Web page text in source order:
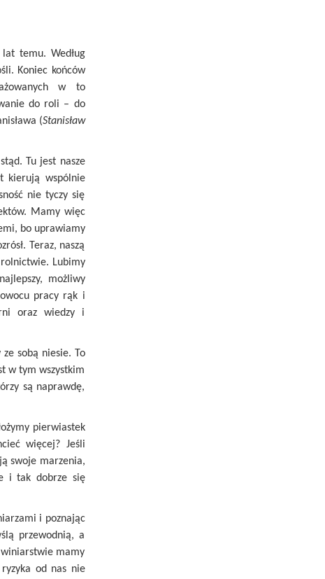
temu. Według
Koniec końców
w to
do roli – do
(Stanisław
Tu jest nasze
kierują wspólnie
nie tyczy się
Mamy więc
bo uprawiamy
Teraz, naszą
rolnictwie. Lubimy
możliwy
pracy rąk i
oraz wiedzy i
sobą niesie. To
w tym wszystkim
są naprawdę,
pierwiastek
więcej? Jeśli
swoje marzenia,
i tak dobrze się
i poznając
przewodnią, a
winiarstwie mamy
od nas nie